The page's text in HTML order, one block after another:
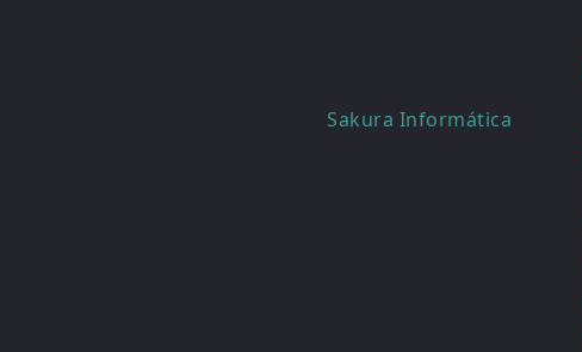
Sakura Informática